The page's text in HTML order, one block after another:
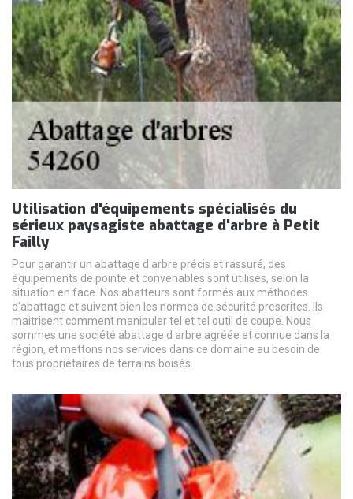
Utilisation d'équipements spécialisés du
sérieux paysagiste abattage d'arbre à Petit
Failly
Pour garantir un abattage d arbre précis et rassuré, des
équipements de pointe et convenables sont utilisés, selon la
situation en face. Nos abatteurs sont formés aux méthodes
d'abattage et suivent bien les normes de sécurité prescrites. Ils
maitrisent comment manipuler tel et tel outil de coupe. Nous
sommes une société abattage d arbre agréée et connue dans la
région, et mettons nos services dans ce domaine au besoin de
tous propriétaires de terrains boisés.